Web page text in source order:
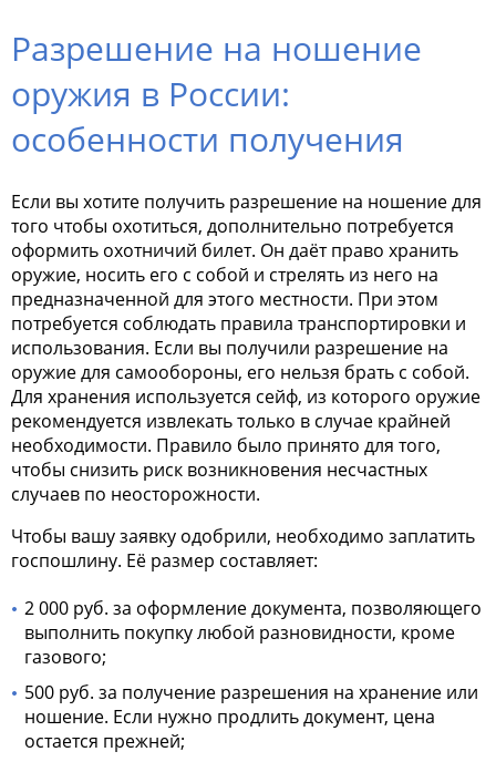
Разрешение на ношение
оружия в России:
особенности получения
Если вы хотите получить разрешение на ношение для
того чтобы охотиться, дополнительно потребуется
оформить охотничий билет. Он даёт право хранить
оружие, носить его с собой и стрелять из него на
предназначенной для этого местности. При этом
потребуется соблюдать правила транспортировки и
использования. Если вы получили разрешение на
оружие для самообороны, его нельзя брать с собой.
Для хранения используется сейф, из которого оружие
рекомендуется извлекать только в случае крайней
необходимости. Правило было принято для того,
чтобы снизить риск возникновения несчастных
случаев по неосторожности.
Чтобы вашу заявку одобрили, необходимо заплатить
госпошлину. Её размер составляет:
2 000 руб. за оформление документа, позволяющего
выполнить покупку любой разновидности, кроме
газового;
500 руб. за получение разрешения на хранение или
ношение. Если нужно продлить документ, цена
остается прежней;